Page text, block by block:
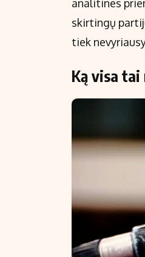
analitines
skirtingų
tiek
Ką visa